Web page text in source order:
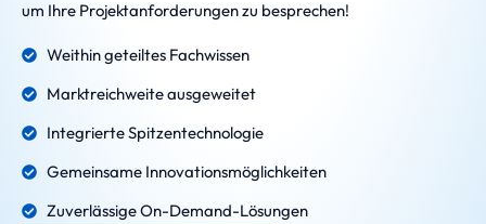
um Ihre Projektanforderungen zu besprechen!
Weithin geteiltes Fachwissen
Marktreichweite ausgeweitet
Integrierte Spitzentechnologie
Gemeinsame Innovationsmöglichkeiten
Zuverlässige On-Demand-Lösungen